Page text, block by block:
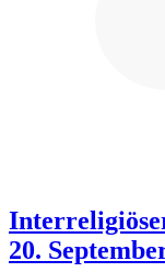
20.